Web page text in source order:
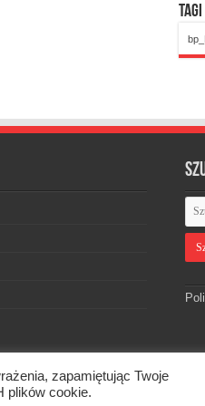
Tagi
zapamiętując Twoje
plików cookie.